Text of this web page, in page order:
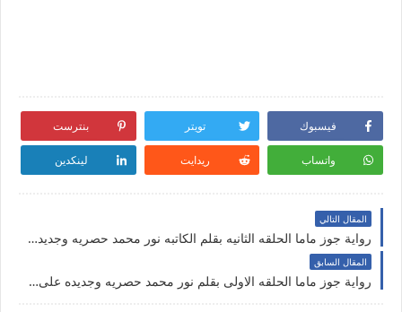
فيسبوك تويتر بنترست
واتساب ريدايت لينكدين
المقال التالي
رواية جوز ماما الحلقه الثانيه بقلم الكاتبه نور محمد حصريه وجديده على مدونة النجم المتوهج
المقال السابق
رواية جوز ماما الحلقه الاولى بقلم نور محمد حصريه وجديده على مدونة النجم المتوهج